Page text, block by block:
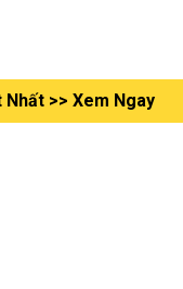
>> Xem Ngay